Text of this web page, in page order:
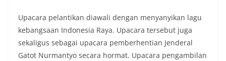
Upacara pelantikan diawali dengan menyanyikan lagu
kebangsaan Indonesia Raya. Upacara tersebut juga
sekaligus sebagai upacara pemberhentian Jenderal
Gatot Nurmantyo secara hormat. Upacara pengambilan